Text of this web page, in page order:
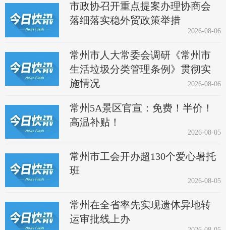
市政协召开重点提案办理协商会
落细落实稳外贸政策举措
2026-08-06
常州市人大常委会调研《常州市
生活垃圾分类管理条例》贯彻实
施情况
2026-08-06
常州5A景区官宣：免费！半价！
高温补贴！
2026-08-05
常州市工会开办超130个爱心暑托
班
2026-08-05
常州在全省率先实现遗体异地转
运审批线上办